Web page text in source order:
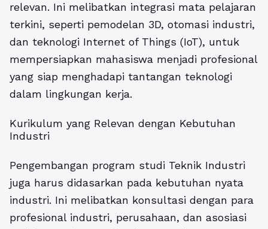
relevan. Ini melibatkan integrasi mata pelajaran
terkini, seperti pemodelan 3D, otomasi industri,
dan teknologi Internet of Things (IoT), untuk
mempersiapkan mahasiswa menjadi profesional
yang siap menghadapi tantangan teknologi
dalam lingkungan kerja.
Kurikulum yang Relevan dengan Kebutuhan
Industri
Pengembangan program studi Teknik Industri
juga harus didasarkan pada kebutuhan nyata
industri. Ini melibatkan konsultasi dengan para
profesional industri, perusahaan, dan asosiasi